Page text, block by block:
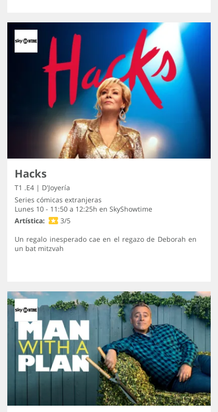
Hacks
T1 .E4 | D'Joyería
Series cómicas extranjeras
Lunes 10 - 11:50 a 12:25h en SkyShowtime
Artística:
3/5
Un regalo inesperado cae en el regazo de Deborah en
un bat mitzvah